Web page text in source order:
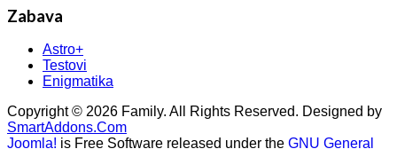
Zabava
Astro+
Testovi
Enigmatika
Copyright © 2026 Family. All Rights Reserved. Designed by
SmartAddons.Com
Joomla! is Free Software released under the GNU General